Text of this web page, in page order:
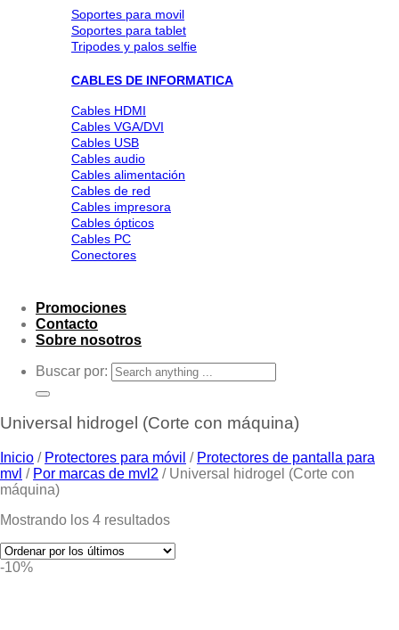
Soportes para movil
Soportes para tablet
Tripodes y palos selfie
CABLES DE INFORMATICA
Cables HDMI
Cables VGA/DVI
Cables USB
Cables audio
Cables alimentación
Cables de red
Cables impresora
Cables ópticos
Cables PC
Conectores
Promociones
Contacto
Sobre nosotros
Buscar por:
Universal hidrogel (Corte con máquina)
Inicio / Protectores para móvil / Protectores de pantalla para
mvl / Por marcas de mvl2 /Universal hidrogel (Corte con
máquina)
Mostrando los 4 resultados
-10%